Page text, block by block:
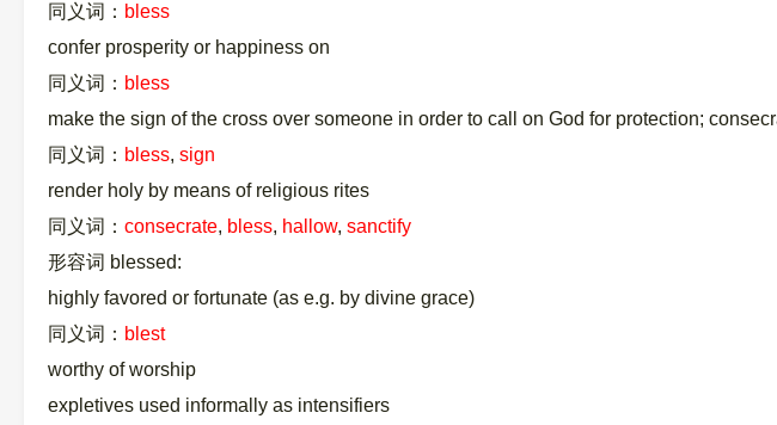
同义词： bless
confer prosperity or happiness on
同义词： bless
make the sign of the cross over someone in order to call on God for protection;
同义词： bless, sign
render holy by means of religious rites
同义词： consecrate, bless, hallow, sanctify
形容词 blessed:
highly favored or fortunate (as e.g. by divine grace)
同义词： blest
worthy of worship
expletives used informally as intensifiers